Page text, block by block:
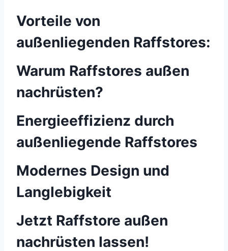
Vorteile von
außenliegenden Raffstores:
Warum Raffstores außen
nachrüsten?
Energieeffizienz durch
außenliegende Raffstores
Modernes Design und
Langlebigkeit
Jetzt Raffstore außen
nachrüsten lassen!